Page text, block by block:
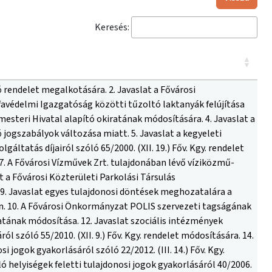
Keresés:
46. Javaslat a Budapest Főváros Önkormányzatának az egy és két számjegyű országos főközlekedési utak fővárosi szakaszainak karbantartási támogatása kapcsán szükséges döntésekre. 47. Duna-parti kikötők közterület-használati hozzájárulás meghosszabbítására. 48. Javaslat az Enviroduna Beruházás Előkészítő Kft.-vel fennálló vállalkozási (keret)szerződés 3. számú módosítására és a 2012. évi megállapodás megkötésre. 49. Javaslat Budapest Területfejlesztési Koncepció helyzetelemzésének elfogadására. 50. Javaslat 2010. évi Műemléki Alap pályázat támogatási szerződésének módosítására. 51. Javaslat a TÁMOP 2.2.3-07/1-2F-2008-0011 és a KMOP-4.1.1/A-2008-0005 azonosító számú projektek támogatási szerződésének módosítására. 52. Javaslat egyetértési jog gyakorlására a Fővárosi Szabó Ervin Könyvtár 2. sz. régió igazgatójának kinevezésére. 53. Javaslat a Fővárosi Szabó Ervin Könyvtár használati szabályzata módosítására. 54. Javaslat kulturális intézmények szakmai pályázatainak benyújtásához hozzájárulás megadására. 55. Javaslat a Fővárosi Önkormányzat és a József Attila Színház Nonprofit Kft. között megkötött működési célú támogatási kölcsön nyújtása témában kötött megállapodás módosítására. 56. Javaslat a Fővárosi Önkormányzat köznevelési intézményeinél hatályos jogszabályokhoz igazodó fejlesztések, intézkedések jóváhagyására. 57. Javaslat intézményi szervezeti és működési szabályzat jóváhagyására. 58. Javaslat köznevelési intézmények pályázatainak előzetes jóváhagyására. 59. Javaslat a kulturális nonprofit kft.-k ügyvezetőinek külföldi kiküldetéseivel és szakmai beszámolóival kapcsolatos döntésre. 60. Javaslat intézményvezetői pályázat eredménytelenné nyilvánítására (Idősek és Pszichiátriai Betegek Otthona, Virág B. u.). 61. Javaslat a Fővárosi Önkormányzat fenntartásában működő Búcsúszentlászló, Arany J. u. 17. sz. alatti Fogyatékosok és Pszichiátriai Betegek Otthona szervezeti és működési szabályzatának módosítására. 62. Javaslat a Google Street View szolgáltatás Budapesten történő bevezetésének támogatására. 63. Beszámoló a közlekedési tanácsnok éves (2012. évi) tevékenységéről. 64. Javaslat a Fővárosi Önkormányzat Szervezeti és Működési Szabályzatáról szóló 55/2010. (XII. 9.) Főv. Kgy. rendelet módosítására. 65. Jelentés a lejárt határidejű közgyűlési határozatok végrehajtásáról. 66. Javaslat a FŐGÁZ Zrt. 2012. december 20-ai rendkívüli közgyűlésének napirendi pontjára vonatkozó előzetes döntés meghozatalára. 67. Javaslat a „Folyószámla-hitelkeret igénybevétele” tárgyú uniós eljárási rend szerinti hirdetmény nélküli tárgyalásos közbeszerzési eljárás lezáró döntésének meghozatalára. 68. Javaslat a „Hitelfelvétel 2012” tárgyú, uniós eljárási rend szerinti, hirdetmény közzétételével induló tárgyalásos közbeszerzési eljárás részvételi szakaszát lezáró és az ajánlattételi szakaszát indító döntések meghozatalára. 69. „Belvárosi Főplébánia templom (Budapest V. ker., Március 15. tér) homlokzatainak veszélytelenítése utáni helyreállítás II. ütemében homlokzatok építészeti helyreállítása, kőfelületeinek, kőszobrászati és fémszerkezeti elemeinek restaurálása” tárgyú uniós eljárási rend szerinti, nyílt közbeszerzési eljárást lezáró döntésének meghozatala. 70. Javaslat a kulturális nonprofit kft.-k ügyvezetőinek összeférhetetlenségeivel és további munkavég